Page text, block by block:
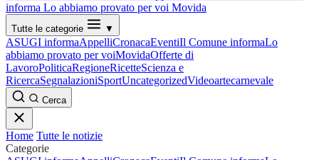
informa Lo abbiamo provato per voi Movida
Tutte le categorie ▼
ASUGI informaAppelliCronacaEventiIl Comune informaLo
abbiamo provato per voiMovidaOfferte di
LavoroPoliticaRegioneRicetteScienza e
RicercaSegnalazioniSportUncategorizedVideoartecarnevale
Cerca
Home Tutte le notizie
Categorie